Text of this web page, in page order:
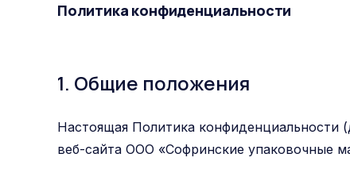
Политика конфиденциальности
1. Общие положения
Настоящая Политика конфиденциальности
веб-сайта ООО «Софринские упаковочные